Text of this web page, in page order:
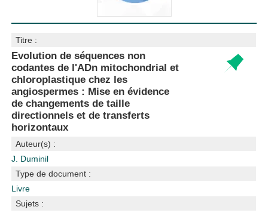
Titre :
Evolution de séquences non
codantes de l'ADn mitochondrial et
chloroplastique chez les
angiospermes : Mise en évidence
de changements de taille
directionnels et de transferts
horizontaux
Auteur(s) :
J. Duminil
Type de document :
Livre
Sujets :